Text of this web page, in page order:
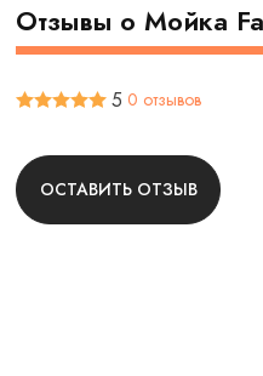
Отзывы о Мойка
5 0 отзывов
ОСТАВИТЬ ОТЗЫВ